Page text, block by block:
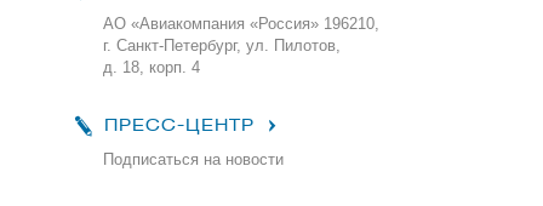
АО «Авиакомпания «Россия» 196210,
г. Санкт-Петербург, ул. Пилотов,
д. 18, корп. 4
ПРЕСС-ЦЕНТР
Подписаться на новости